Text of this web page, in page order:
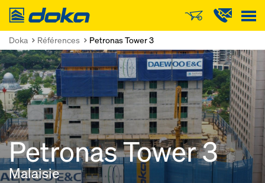
Doka
Doka Références Petronas Tower 3
Petronas Tower 3
Malaisie